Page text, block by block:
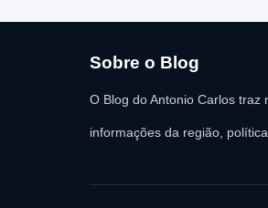
Sobre o Blog
O Blog do Antonio Carlos traz
informações da região,